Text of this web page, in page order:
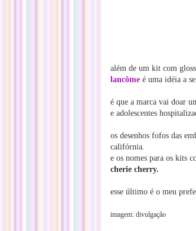
além de um kit com
lancôme é uma idéia a
é que a marca vai doar
e adolescentes
os desenhos fofos das
califórnia.
e os nomes para os kits
cherie cherry.
esse último é o meu
imagem: divulgação